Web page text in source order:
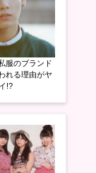
服のブランド
れる理由がヤ
!?